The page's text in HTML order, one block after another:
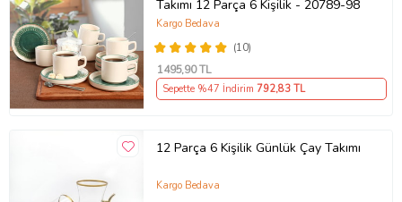
Takımı 12 Parça 6 Kişilik - 20789-98
(10)
Kargo Bedava
1495,90 TL
Sepette %47 İndirim 792,83 TL
12 Parça 6 Kişilik Günlük Çay Takımı
Kargo Bedava